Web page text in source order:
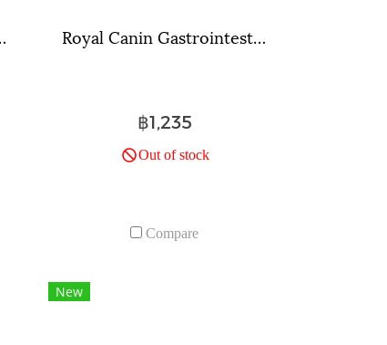
2 กิโลกรัม , 4 กิโลกรัม ) Royal Canin Gastrointestinal Fibre Response ขนาดถุง 2 กิโลกรัม.
฿1,235
Out of stock
Compare
New